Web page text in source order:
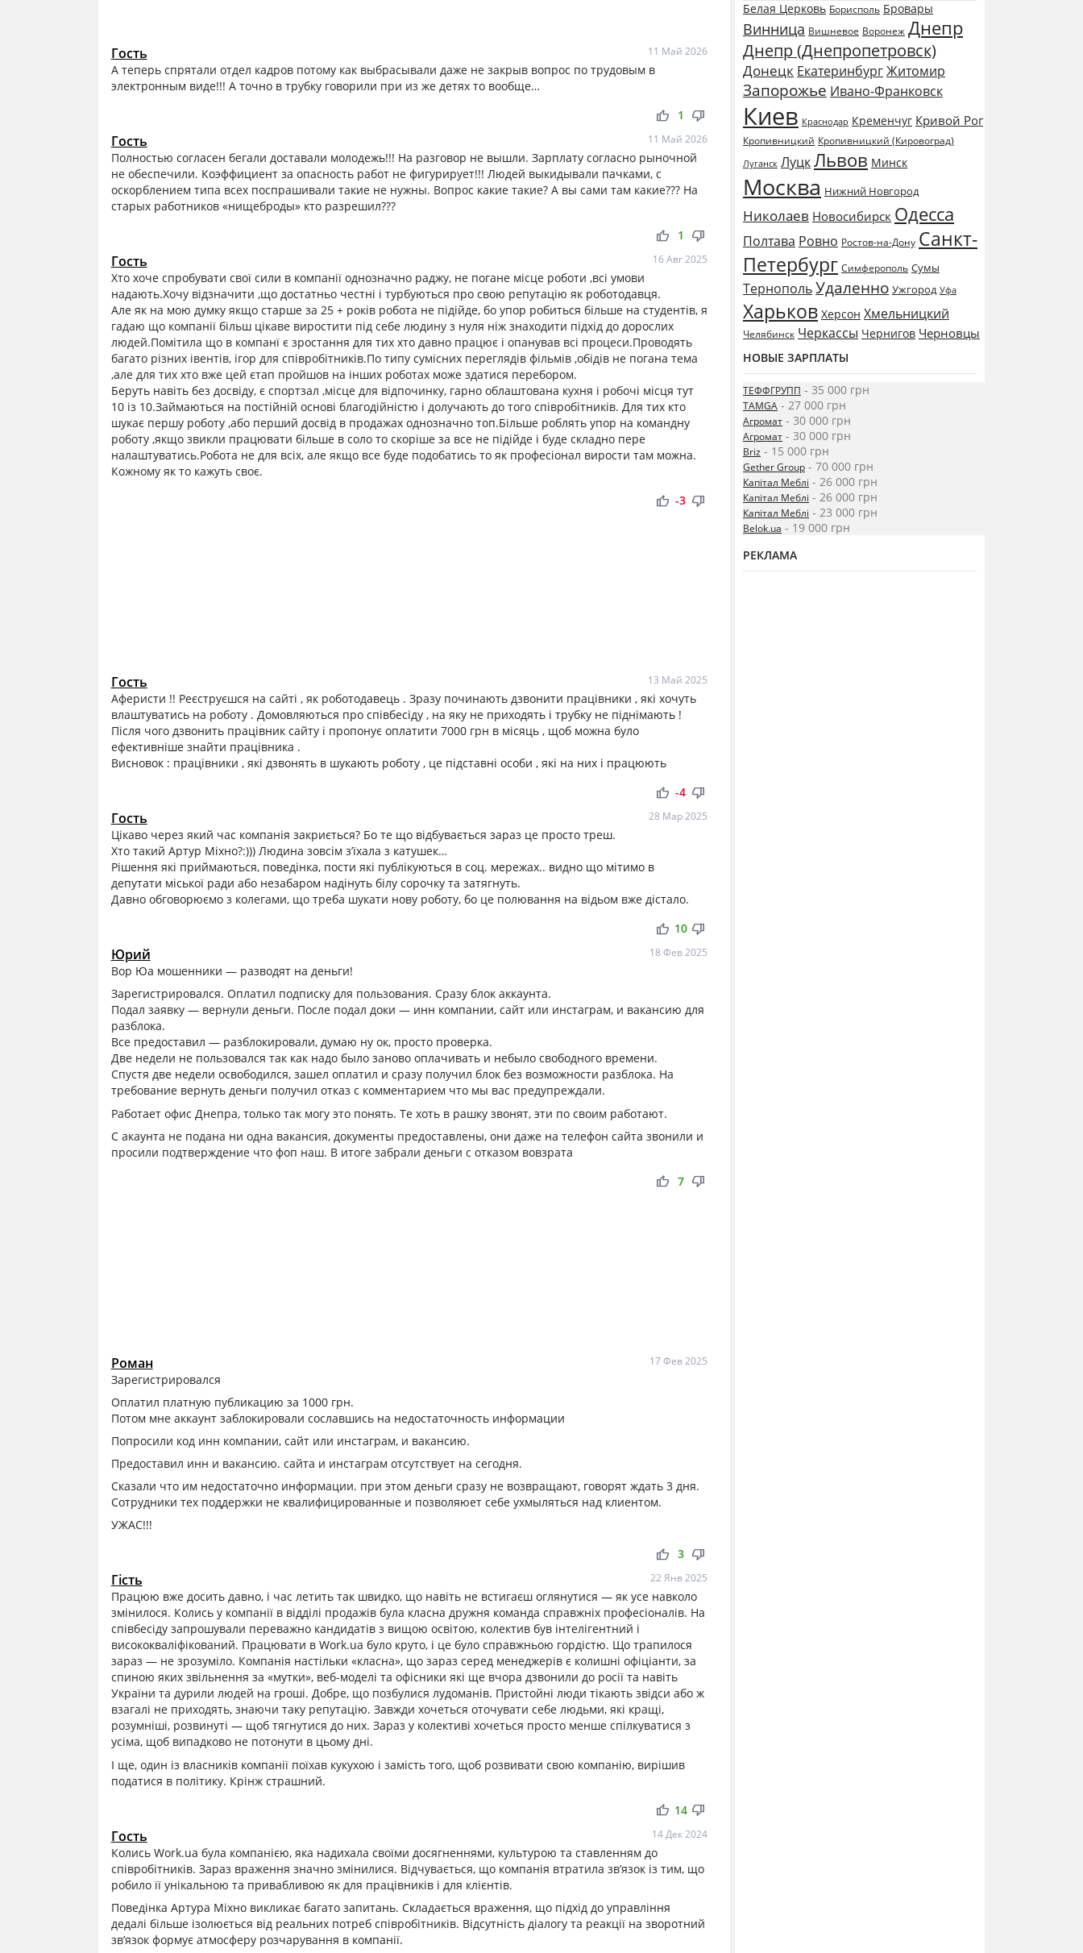
Гость 11 Май 2026
А теперь спрятали отдел кадров потому как выбрасывали даже не закрыв вопрос по трудовым в
электронным виде!!! А точно в трубку говорили при из же детях то вообще…
thumb_up thumb_down
1
Гость 11 Май 2026
Полностью согласен бегали доставали молодежь!!! На разговор не вышли. Зарплату согласно рыночной
не обеспечили. Коэффициент за опасность работ не фигурирует!!! Людей выкидывали пачками, с
оскорблением типа всех поспрашивали такие не нужны. Вопрос какие такие? А вы сами там какие??? На
старых работников «нищеброды» кто разрешил???
thumb_up thumb_down
1
Гость 16 Авг 2025
Хто хоче спробувати свої сили в компанії однозначно раджу, не погане місце роботи ,всі умови
надають.Хочу відзначити ,що достатньо честні і турбуються про свою репутацію як роботодавця.
Але як на мою думку якщо старше за 25 + років робота не підійде, бо упор робиться більше на студентів, я
гадаю що компанії більш цікаве виростити під себе людину з нуля ніж знаходити підхід до дорослих
людей.Помітила що в компанї є зростання для тих хто давно працює і опанував всі процеси.Проводять
багато різних івентів, ігор для співробітників.По типу сумісних переглядів фільмів ,обідів не погана тема
,але для тих хто вже цей єтап пройшов на інших роботах може здатися перебором.
Беруть навіть без досвіду, є спортзал ,місце для відпочинку, гарно облаштована кухня і робочі місця тут
10 із 10.Займаються на постійній основі благодійністю і долучають до того співробітників. Для тих кто
шукає першу роботу ,або перший досвід в продажах однозначно топ.Більше роблять упор на командну
роботу ,якщо звикли працювати більше в соло то скоріше за все не підійде і буде складно пере
налаштуватись.Робота не для всіх, але якщо все буде подобатись то як професіонал вирости там можна.
Кожному як то кажуть своє.
thumb_up thumb_down
-3
Гость 13 Май 2025
Аферисти !! Реєструєшся на сайті , як роботодавець . Зразу починають дзвонити працівники , які хочуть
влаштуватись на роботу . Домовляються про співбесіду , на яку не приходять і трубку не піднімають !
Після чого дзвонить працівник сайту і пропонує оплатити 7000 грн в місяць , щоб можна було
ефективніше знайти працівника .
Висновок : працівники , які дзвонять в шукають роботу , це підставні особи , які на них і працюють
thumb_up thumb_down
-4
Гость 28 Мар 2025
Цікаво через який час компанія закриється? Бо те що відбувається зараз це просто треш.
Хто такий Артур Міхно?:))) Людина зовсім з’їхала з катушек…
Рішення які приймаються, поведінка, пости які публікуються в соц. мережах.. видно що мітимо в
депутати міської ради або незабаром надінуть білу сорочку та затягнуть.
Давно обговорюємо з колегами, що треба шукати нову роботу, бо це полювання на відьом вже дістало.
thumb_up thumb_down
10
Юрий 18 Фев 2025
Вор Юа мошенники — разводят на деньги!
Зарегистрировался. Оплатил подписку для пользования. Сразу блок аккаунта.
Подал заявку — вернули деньги. После подал доки — инн компании, сайт или инстаграм, и вакансию для
разблока.
Все предоставил — разблокировали, думаю ну ок, просто проверка.
Две недели не пользовался так как надо было заново оплачивать и небыло свободного времени.
Спустя две недели освободился, зашел оплатил и сразу получил блок без возможности разблока. На
требование вернуть деньги получил отказ с комментарием что мы вас предупреждали.
Работает офис Днепра, только так могу это понять. Те хоть в рашку звонят, эти по своим работают.
С акаунта не подана ни одна вакансия, документы предоставлены, они даже на телефон сайта звонили и
просили подтверждение что фоп наш. В итоге забрали деньги с отказом вовзрата
thumb_up thumb_down
7
Роман 17 Фев 2025
Зарегистрировался
Оплатил платную публикацию за 1000 грн.
Потом мне аккаунт заблокировали сославшись на недостаточность информации
Попросили код инн компании, сайт или инстаграм, и вакансию.
Предоставил инн и вакансию. сайта и инстаграм отсутствует на сегодня.
Сказали что им недостаточно информации. при этом деньги сразу не возвращают, говорят ждать 3 дня.
Сотрудники тех поддержки не квалифицированные и позволяюет себе ухмыляться над клиентом.
УЖАС!!!
thumb_up thumb_down
3
Гість 22 Янв 2025
Працюю вже досить давно, і час летить так швидко, що навіть не встигаєш оглянутися — як усе навколо
змінилося. Колись у компанії в відділі продажів була класна дружня команда справжніх професіоналів. На
співбесіду запрошували переважно кандидатів з вищою освітою, колектив був інтелігентний і
висококваліфікований. Працювати в Work.ua було круто, і це було справжньою гордістю. Що трапилося
зараз — не зрозуміло. Компанія настільки «класна», що зараз серед менеджерів є колишні офіціанти, за
спиною яких звільнення за «мутки», веб-моделі та офісники які ще вчора дзвонили до росії та навіть
України та дурили людей на гроші. Добре, що позбулися лудоманів. Пристойні люди тікають звідси або ж
взагалі не приходять, знаючи таку репутацію. Завжди хочеться оточувати себе людьми, які кращі,
розумніші, розвинуті — щоб тягнутися до них. Зараз у колективі хочеться просто менше спілкуватися з
усіма, щоб випадково не потонути в цьому дні.
І ще, один із власників компанії поїхав кукухою і замість того, щоб розвивати свою компанію, вирішив
податися в політику. Крінж страшний.
thumb_up thumb_down
14
Гость 14 Дек 2024
Колись Work.ua була компанією, яка надихала своїми досягненнями, культурою та ставленням до
співробітників. Зараз враження значно змінилися. Відчувається, що компанія втратила зв’язок із тим, що
робило її унікальною та привабливою як для працівників і для клієнтів.
Поведінка Артура Міхно викликає багато запитань. Складається враження, що підхід до управління
дедалі більше ізолюється від реальних потреб співробітників. Відсутність діалогу та реакції на зворотний
зв’язок формує атмосферу розчарування в компанії.
Белая Церковь Борисполь Бровары
Винница Вишневое Воронеж Днепр
Днепр (Днепропетровск)
Донецк ЕкатеринбургЖитомир
Запорожье Ивано-Франковск
Киев Краснодар Кременчуг Кривой Рог
Кропивницкий Кропивницкий (Кировоград)
Луганск ЛуцкЛьвов Минск
Москва Нижний Новгород
Николаев Новосибирск Одесса
Полтава Ровно Ростов-на-Дону Санкт-
Петербург Симферополь Сумы
ТернопольУдаленно Ужгород Уфа
Харьков Херсон Хмельницкий
Челябинск Черкассы Чернигов Черновцы
НОВЫЕ ЗАРПЛАТЫ
ТЕФФГРУПП - 35 000 грн
TAMGA - 27 000 грн
Агромат - 30 000 грн
Агромат - 30 000 грн
Briz - 15 000 грн
Gether Group - 70 000 грн
Капітал Меблі - 26 000 грн
Капітал Меблі - 26 000 грн
Капітал Меблі - 23 000 грн
Belok.ua - 19 000 грн
РЕКЛАМА